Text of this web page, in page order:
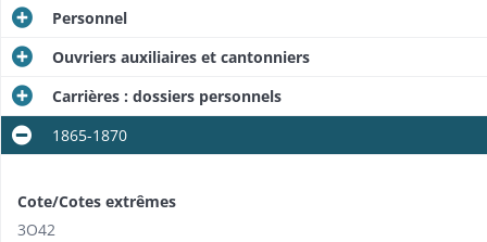
Personnel
Ouvriers auxiliaires et cantonniers
Carrières : dossiers personnels
1865-1870
Cote/Cotes extrêmes
3O42